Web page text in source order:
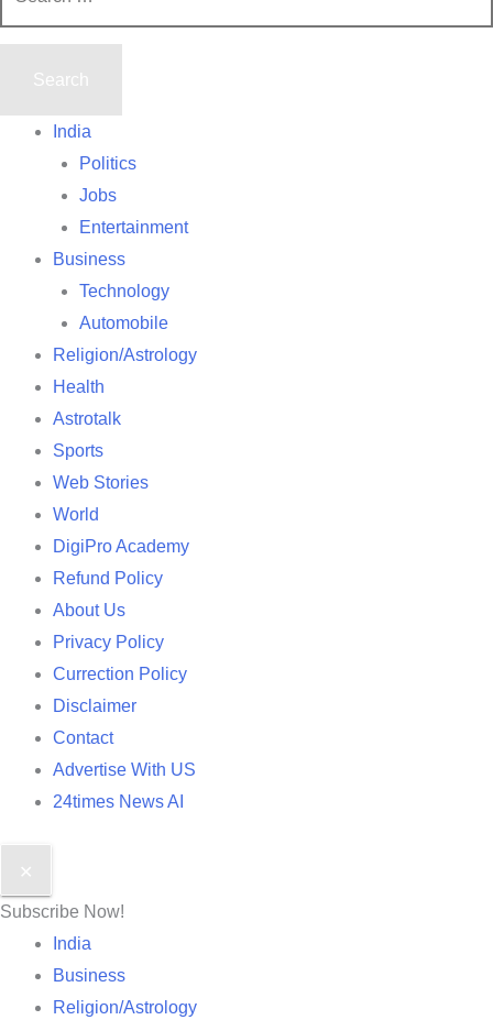
India
Politics
Jobs
Entertainment
Business
Technology
Automobile
Religion/Astrology
Health
Astrotalk
Sports
Web Stories
World
DigiPro Academy
Refund Policy
About Us
Privacy Policy
Currection Policy
Disclaimer
Contact
Advertise With US
24times News AI
✕
Subscribe Now!
India
Business
Religion/Astrology